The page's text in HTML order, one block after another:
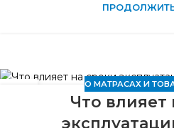
О МАТРАСАХ И
Что влияет